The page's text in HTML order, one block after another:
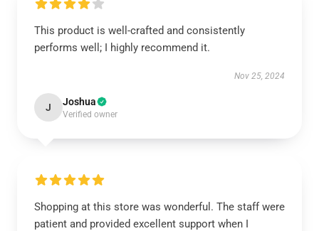
This product is well-crafted and consistently
performs well; I highly recommend it.
Nov 25, 2024
J Joshua
Verified owner
Shopping at this store was wonderful. The staff were
patient and provided excellent support when I